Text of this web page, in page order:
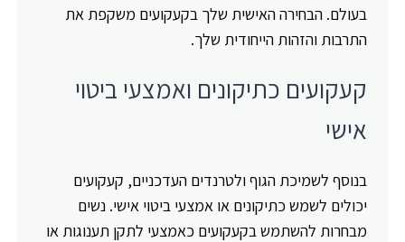
בעולם. הבחירה האישית שלך בקעקועים משקפת את
התרבות והזהות הייחודית שלך.
קעקועים כתיקונים ואמצעי ביטוי
אישי
בנוסף לשמיכת הגוף ולטרנדים העדכניים, קעקועים
יכולים לשמש כתיקונים או אמצעי ביטוי אישי. נשים
מבחרות להשתמש בקעקועים כאמצעי לתקן תענוגות או